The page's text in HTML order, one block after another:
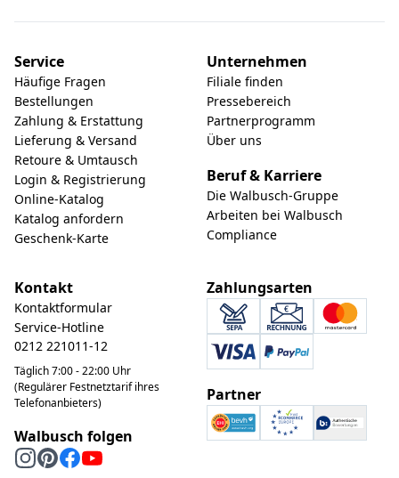
Service
Häufige Fragen
Bestellungen
Zahlung & Erstattung
Lieferung & Versand
Retoure & Umtausch
Login & Registrierung
Online-Katalog
Katalog anfordern
Geschenk-Karte
Unternehmen
Filiale finden
Pressebereich
Partnerprogramm
Über uns
Beruf & Karriere
Die Walbusch-Gruppe
Arbeiten bei Walbusch
Compliance
Kontakt
Kontaktformular
Service-Hotline
0212 221011-12
Täglich 7:00 - 22:00 Uhr
(Regulärer Festnetztarif ihres
Telefonanbieters)
Walbusch folgen
Zahlungsarten
Partner